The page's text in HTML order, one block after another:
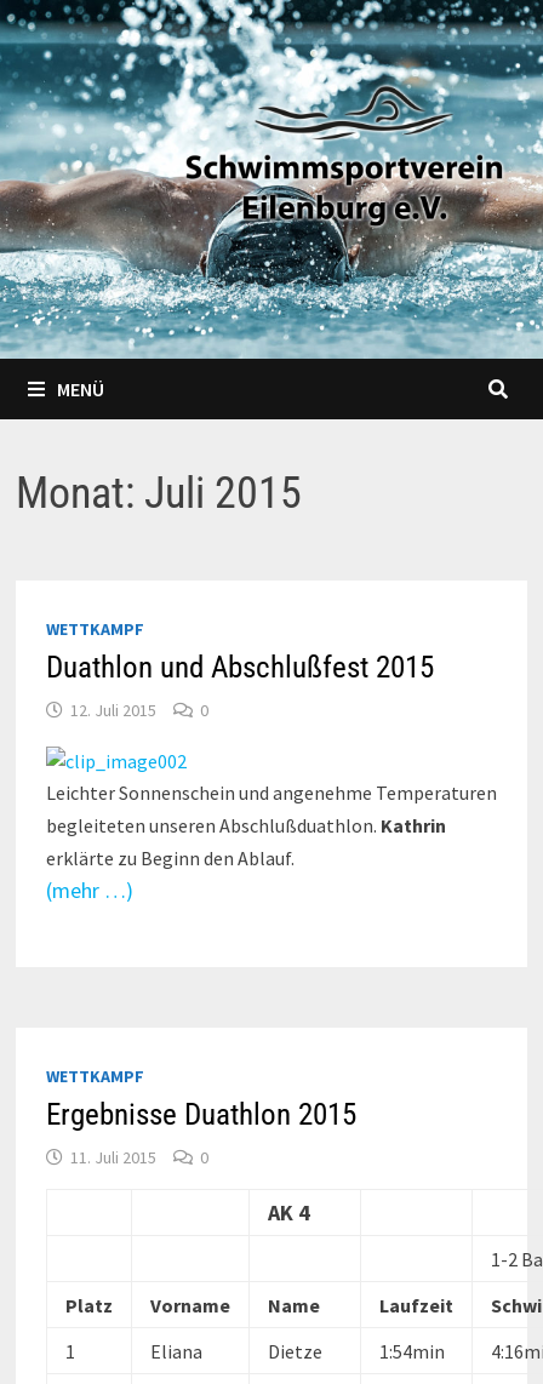
Zum
Inhalt
springen
MENÜ
Monat: Juli 2015
WETTKAMPF
Duathlon und Abschlußfest 2015
12. Juli 2015 0
Leichter Sonnenschein und angenehme Temperaturen
begleiteten unseren Abschlußduathlon. Kathrin
erklärte zu Beginn den Ablauf.
(mehr …)
WETTKAMPF
Ergebnisse Duathlon 2015
11. Juli 2015 0
AK 4
1-2
Platz
Vorname Name Laufzeit
1
Eliana Dietze 1:54min